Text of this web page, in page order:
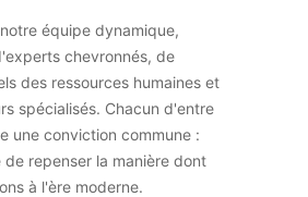
équipe dynamique,
chevronnés, de
des ressources humaines et
spécialisés. Chacun d'entre
une conviction commune :
de repenser la manière dont
à l'ère moderne.